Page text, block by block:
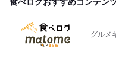
食べログおすすめコンテン
グルメ